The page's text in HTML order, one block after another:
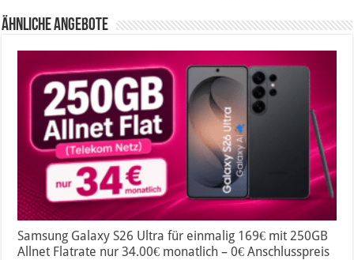
Ähnliche Angebote
Samsung Galaxy S26 Ultra für einmalig 169€ mit 250GB
Allnet Flatrate nur 34.00€ monatlich – 0€ Anschlusspreis